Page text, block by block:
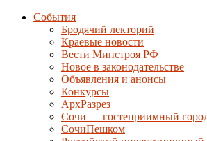
События
Бродячий лекторий
Краевые новости
Вести Минстроя РФ
Новое в законодательстве
Объявления и анонсы
Конкурсы
АрхРазрез
Сочи — гостеприимный
СочиПешком